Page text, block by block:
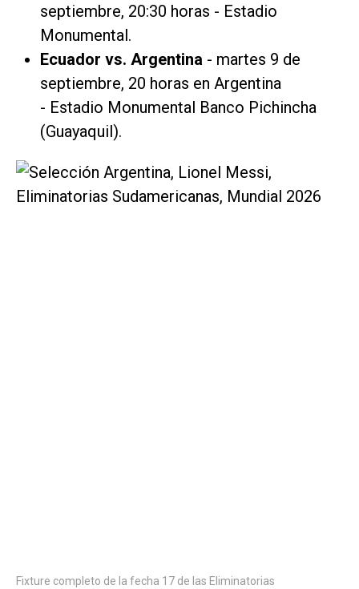
septiembre, 20:30 horas - Estadio
Monumental.
Ecuador vs. Argentina - martes 9 de
septiembre, 20 horas en Argentina
- Estadio Monumental Banco Pichincha
(Guayaquil).
Fixture completo de la fecha 17 de las Eliminatorias